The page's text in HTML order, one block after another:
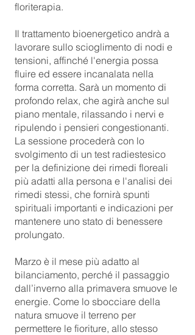
floriterapia.
Il trattamento bioenergetico andrà a
lavorare sullo scioglimento di nodi e
tensioni, affinché l'energia possa
fluire ed essere incanalata nella
forma corretta. Sarà un momento di
profondo relax, che agirà anche sul
piano mentale, rilassando i nervi e
ripulendo i pensieri congestionanti.
La sessione procederà con lo
svolgimento di un test radiestesico
per la definizione dei rimedi floreali
più adatti alla persona e l'analisi dei
rimedi stessi, che fornirà spunti
spirituali importanti e indicazioni per
mantenere uno stato di benessere
prolungato.
Marzo è il mese più adatto al
bilanciamento, perché il passaggio
dall’inverno alla primavera smuove le
energie. Come lo sbocciare della
natura smuove il terreno per
permettere le fioriture, allo stesso